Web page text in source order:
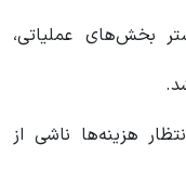
بخش‌های عملیاتی،
هزینه‌ها ناشی از